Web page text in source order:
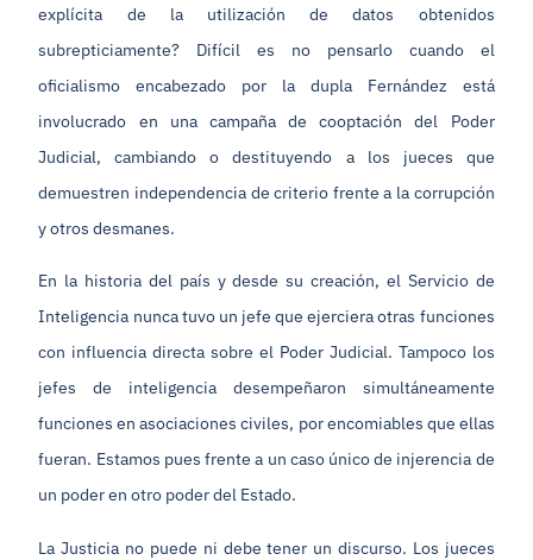
explícita de la utilización de datos obtenidos
subrepticiamente? Difícil es no pensarlo cuando el
oficialismo encabezado por la dupla Fernández está
involucrado en una campaña de cooptación del Poder
Judicial, cambiando o destituyendo a los jueces que
demuestren independencia de criterio frente a la corrupción
y otros desmanes.
En la historia del país y desde su creación, el Servicio de
Inteligencia nunca tuvo un jefe que ejerciera otras funciones
con influencia directa sobre el Poder Judicial. Tampoco los
jefes de inteligencia desempeñaron simultáneamente
funciones en asociaciones civiles, por encomiables que ellas
fueran. Estamos pues frente a un caso único de injerencia de
un poder en otro poder del Estado.
La Justicia no puede ni debe tener un discurso. Los jueces